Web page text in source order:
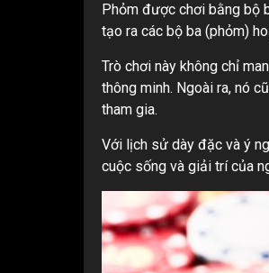
Phỏm được chơi bằng bộ
tạo ra các bộ ba (phỏm)
Trò chơi này không chỉ
thông minh. Ngoài ra, nó
tham gia.
Với lịch sử dày đặc và ý
cuộc sống và giải trí của